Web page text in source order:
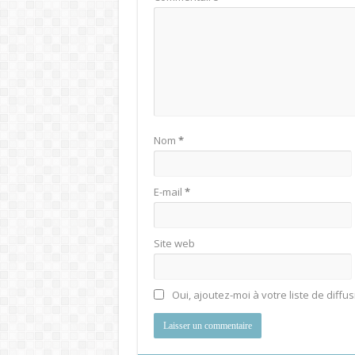
Nom *
E-mail *
Site web
Oui, ajoutez-moi à votre liste de